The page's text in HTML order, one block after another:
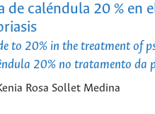
de caléndula 20 % en
to 20% in the treatment of
20% no tratamento da
Rosa Sollet Medina